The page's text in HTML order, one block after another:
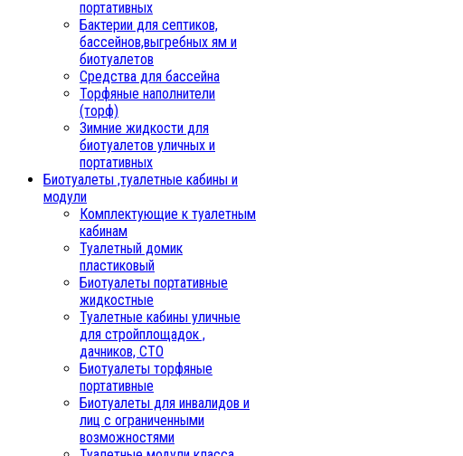
портативных
Бактерии для септиков,
бассейнов,выгребных ям и
биотуалетов
Средства для бассейна
Торфяные наполнители
(торф)
Зимние жидкости для
биотуалетов уличных и
портативных
Биотуалеты ,туалетные кабины и
модули
Комплектующие к туалетным
кабинам
Туалетный домик
пластиковый
Биотуалеты портативные
жидкостные
Туалетные кабины уличные
для стройплощадок ,
дачников, СТО
Биотуалеты торфяные
портативные
Биотуалеты для инвалидов и
лиц с ограниченными
возможностями